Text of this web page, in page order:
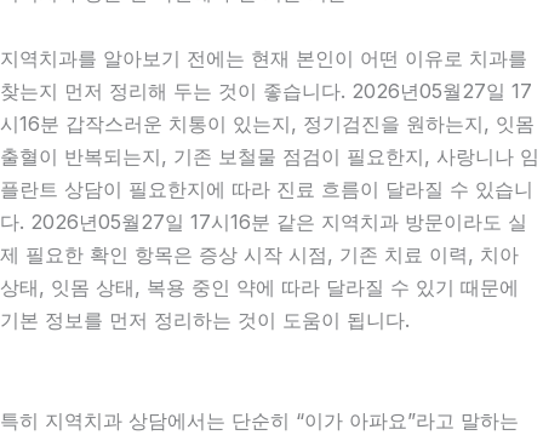
지역치과를 알아보기 전에는 현재 본인이 어떤 이유로 치과를
찾는지 먼저 정리해 두는 것이 좋습니다. 2026년05월27일 17
시16분 갑작스러운 치통이 있는지, 정기검진을 원하는지, 잇몸
출혈이 반복되는지, 기존 보철물 점검이 필요한지, 사랑니나 임
플란트 상담이 필요한지에 따라 진료 흐름이 달라질 수 있습니
다. 2026년05월27일 17시16분 같은 지역치과 방문이라도 실
제 필요한 확인 항목은 증상 시작 시점, 기존 치료 이력, 치아
상태, 잇몸 상태, 복용 중인 약에 따라 달라질 수 있기 때문에
기본 정보를 먼저 정리하는 것이 도움이 됩니다.
특히 지역치과 상담에서는 단순히 “이가 아파요”라고 말하는